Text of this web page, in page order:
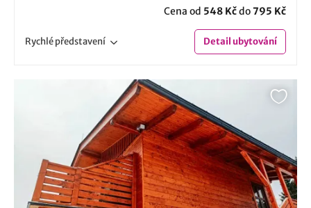
Cena od 548 Kčdo795 Kč
Rychlépředstavení Detailubytování